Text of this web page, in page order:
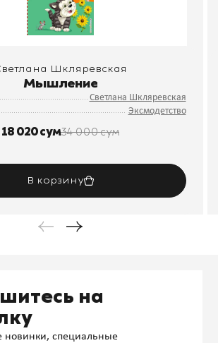
Шкляревская
Мышление
Светлана Шкляревская
Эксмодетство
18 020 сум34 000 сум
В корзину
на
новинки, специальные